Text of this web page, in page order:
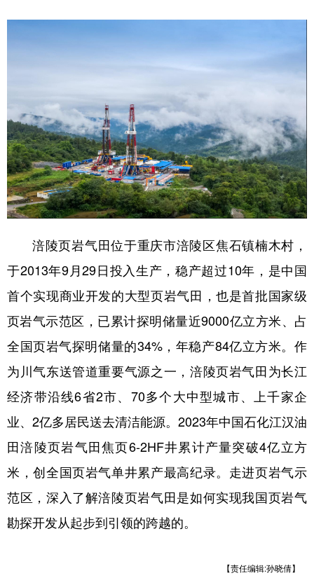
涪陵页岩气田位于重庆市涪陵区焦石镇楠木村，
于2013年9月29日投入生产，稳产超过10年，是中国
首个实现商业开发的大型页岩气田，也是首批国家级
页岩气示范区，已累计探明储量近9000亿立方米、占
全国页岩气探明储量的34%，年稳产84亿立方米。作
为川气东送管道重要气源之一，涪陵页岩气田为长江
经济带沿线6省2市、70多个大中型城市、上千家企
业、2亿多居民送去清洁能源。2023年中国石化江汉油
田涪陵页岩气田焦页6-2HF井累计产量突破4亿立方
米，创全国页岩气单井累产最高纪录。走进页岩气示
范区，深入了解涪陵页岩气田是如何实现我国页岩气
勘探开发从起步到引领的跨越的。
【责任编辑:孙晓倩】